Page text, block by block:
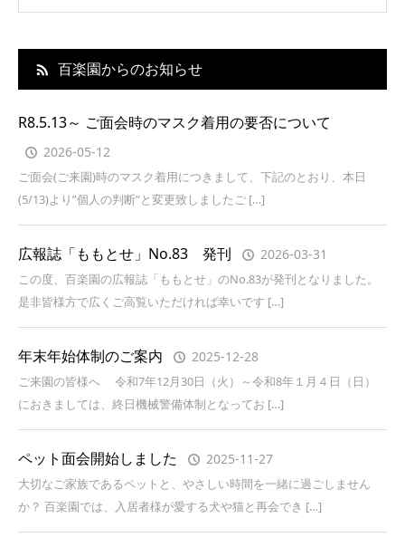
百楽園からのお知らせ
R8.5.13～ ご面会時のマスク着用の要否について
2026-05-12
ご面会(ご来園)時のマスク着用につきまして、下記のとおり、本日
(5/13)より”個人の判断”と変更致しましたご […]
広報誌「ももとせ」No.83 発刊 2026-03-31
この度、百楽園の広報誌「ももとせ」のNo.83が発刊となりました。
是非皆様方で広くご高覧いただければ幸いです […]
年末年始体制のご案内 2025-12-28
ご来園の皆様へ 令和7年12月30日（火）～令和8年１月４日（日）
におきましては、終日機械警備体制となってお […]
ペット面会開始しました 2025-11-27
大切なご家族であるペットと、やさしい時間を一緒に過ごしません
か？ 百楽園では、入居者様が愛する犬や猫と再会でき […]